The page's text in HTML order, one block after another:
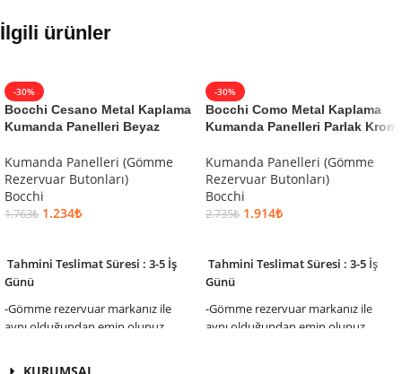
İlgili ürünler
-30%
Bocchi Cesano Metal Kaplama
Kumanda Panelleri Beyaz
Kumanda Panelleri (Gömme
Rezervuar Butonları)
Bocchi
1.763₺ 1.234₺
Tahmini Teslimat Süresi : 3-5 İş
Günü
-Gömme rezervuar markanız ile
aynı olduğundan emin olunuz.
-30%
Bocchi Como Metal Kaplama
Kumanda Panelleri Parlak Krom
Kumanda Panelleri (Gömme
Rezervuar Butonları)
Bocchi
2.735₺ 1.914₺
Tahmini Teslimat Süresi : 3-5 İş
Günü
-Gömme rezervuar markanız ile
aynı olduğundan emin olunuz.